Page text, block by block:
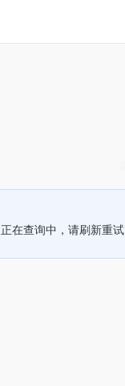
正在查询中，请刷新重试